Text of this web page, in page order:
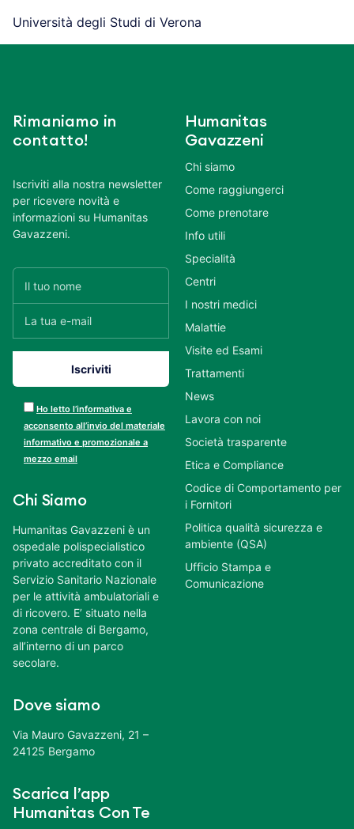
Università degli Studi di Verona
Rimaniamo in
contatto!
Iscriviti alla nostra newsletter
per ricevere novità e
informazioni su Humanitas
Gavazzeni.
Ho letto l’informativa e
acconsento all’invio del materiale
informativo e promozionale a
mezzo email
Chi Siamo
Humanitas Gavazzeni è un
ospedale polispecialistico
privato accreditato con il
Servizio Sanitario Nazionale
per le attività ambulatoriali e
di ricovero. E’ situato nella
zona centrale di Bergamo,
all’interno di un parco
secolare.
Dove siamo
Via Mauro Gavazzeni, 21 –
24125 Bergamo
Scarica l’app
Humanitas Con Te
Humanitas
Gavazzeni
Chi siamo
Come raggiungerci
Come prenotare
Info utili
Specialità
Centri
I nostri medici
Malattie
Visite ed Esami
Trattamenti
News
Lavora con noi
Società trasparente
Etica e Compliance
Codice di Comportamento per
i Fornitori
Politica qualità sicurezza e
ambiente (QSA)
Ufficio Stampa e
Comunicazione